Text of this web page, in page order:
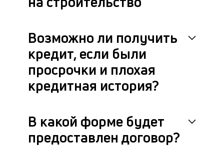
Возможно ли получить
кредит, если были
просрочки и плохая
кредитная история?
В какой форме будет
предоставлен договор?